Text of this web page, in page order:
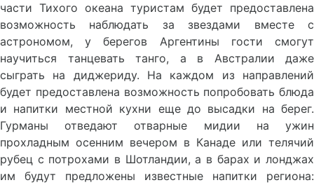
части Тихого океана туристам будет предоставлена
возможность наблюдать за звездами вместе с
астрономом, у берегов Аргентины гости смогут
научиться танцевать танго, а в Австралии даже
сыграть на диджериду. На каждом из направлений
будет предоставлена возможность попробовать блюда
и напитки местной кухни еще до высадки на берег.
Гурманы отведают отварные мидии на ужин
прохладным осенним вечером в Канаде или телячий
рубец с потрохами в Шотландии, а в барах и лонджах
им будут предложены известные напитки региона: